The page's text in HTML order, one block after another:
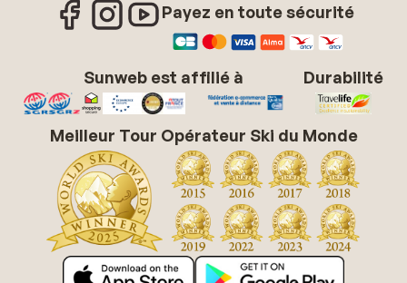
Payez en toute sécurité
Sunweb est affilié à Durabilité
Meilleur Tour Opérateur Ski du Monde